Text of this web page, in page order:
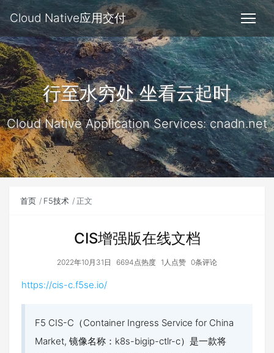
Cloud Native应用交付
行至水穷处 坐看云起时
Cloud Native Application Services: cnadn.net
首页 F5技术 正文
CIS增强版在线文档
2022年10月31日 6694点热度 1人点赞 0条评论
https://cis-c.f5se.io/
F5 CIS-C（Container Ingress Service for China
Market, 镜像名称：k8s-bigip-ctlr-c）是一款将